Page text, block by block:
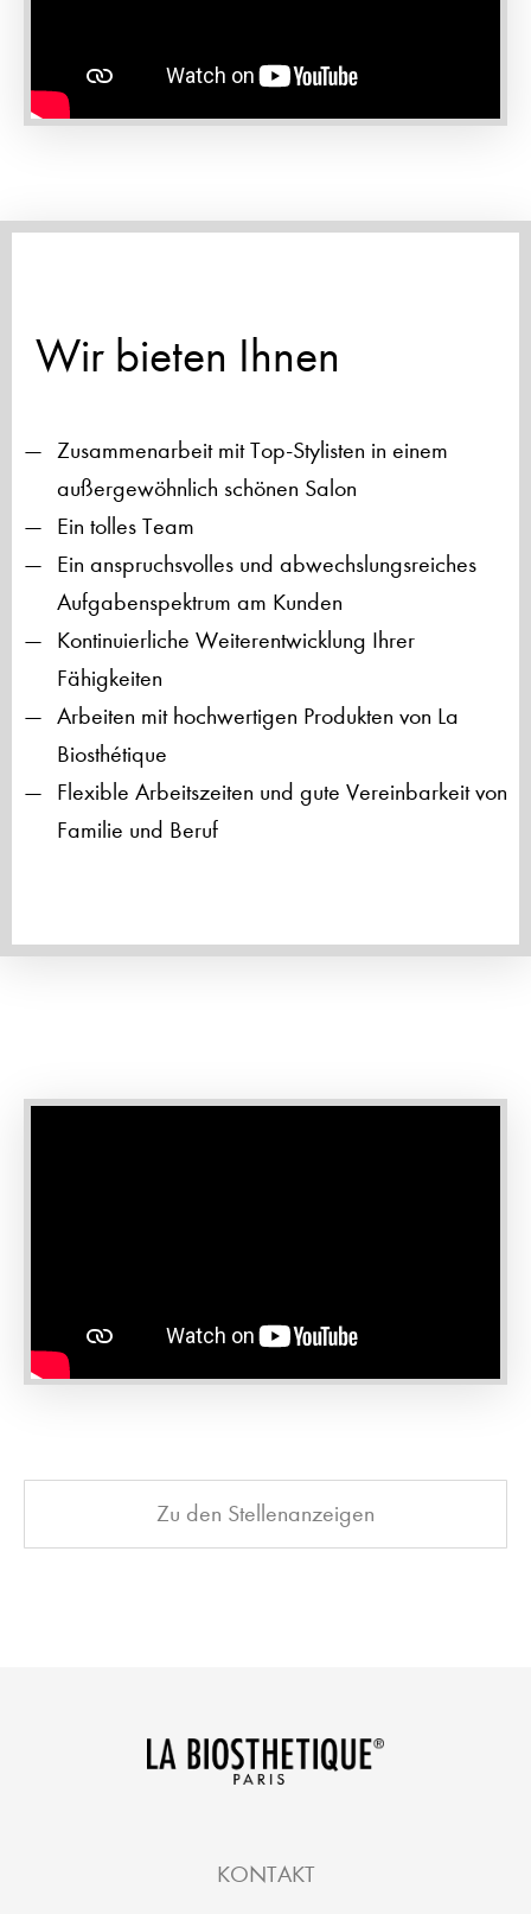
Wir bieten Ihnen
Zusammenarbeit mit Top-Stylisten in einem
außergewöhnlich schönen Salon
Ein tolles Team
Ein anspruchsvolles und abwechslungsreiches
Aufgabenspektrum am Kunden
Kontinuierliche Weiterentwicklung Ihrer
Fähigkeiten
Arbeiten mit hochwertigen Produkten von La
Biosthétique
Flexible Arbeitszeiten und gute Vereinbarkeit von
Familie und Beruf
Zu den Stellenanzeigen
KONTAKT